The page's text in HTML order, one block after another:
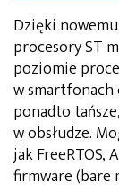
Dzięki
procesory ST
poziomie
w
ponadto
w obsłudze.
jak FreeRTOS,
firmware (bare